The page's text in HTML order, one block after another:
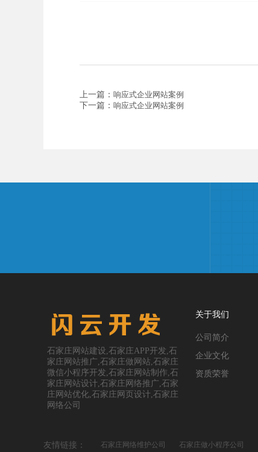
上一篇： 响应式企业网站案例
下一篇： 响应式企业网站案例
石家庄网站建设,石家庄APP开发,石
家庄网站推广,石家庄做网站,石家庄
微信小程序开发,石家庄网站制作,石
家庄网站设计,石家庄网络推广,石家
庄网站优化,石家庄网页设计,石家庄
网络公司
关于我们
公司简介
企业文化
资质荣誉
友情链接： 石家庄网络维护公司 石家庄做小程序公司